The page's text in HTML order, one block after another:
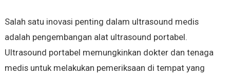
Salah satu inovasi penting dalam ultrasound medis
adalah pengembangan alat ultrasound portabel.
Ultrasound portabel memungkinkan dokter dan tenaga
medis untuk melakukan pemeriksaan di tempat yang